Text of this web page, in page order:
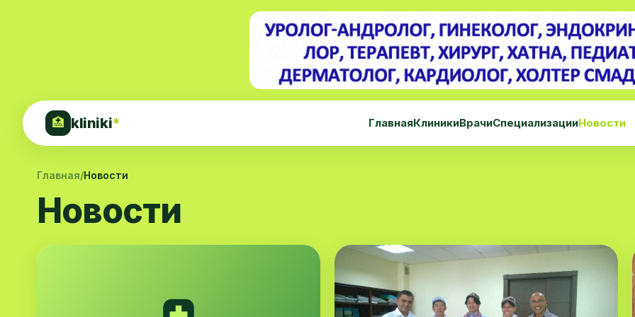
🏥 kliniki* ГлавнаяКлиникиВрачиСпециализацииНовости
Главная/Новости
Новости